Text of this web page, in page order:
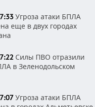
Угроза атаки БПЛА
еще в двух городах
Силы ПВО отразили
в Зеленодольском
Угроза атаки БПЛА